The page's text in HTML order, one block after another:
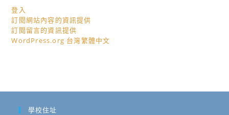
登入
訂閱網站內容的資訊提供
訂閱留言的資訊提供
WordPress.org 台灣繁體中文
學校住址